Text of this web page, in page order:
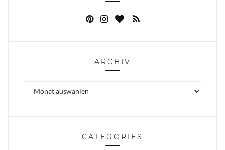
ARCHIV
CATEGORIES